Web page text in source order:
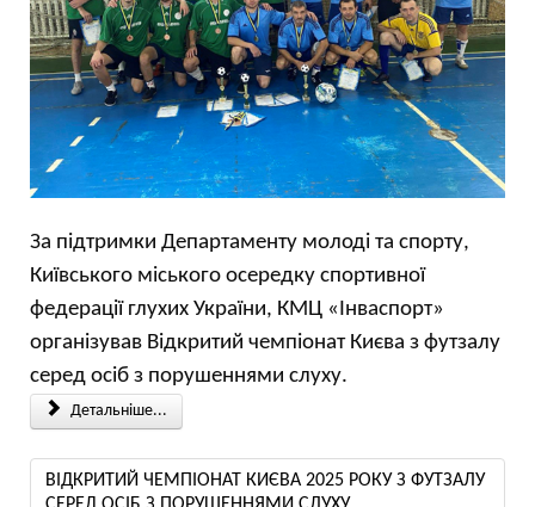
За підтримки Департаменту молоді та спорту,
Київського міського осередку спортивної
федерації глухих України, КМЦ «Інваспорт»
організував Відкритий чемпіонат Києва з футзалу
серед осіб з порушеннями слуху.
Детальніше...
ВІДКРИТИЙ ЧЕМПІОНАТ КИЄВА 2025 РОКУ З ФУТЗАЛУ